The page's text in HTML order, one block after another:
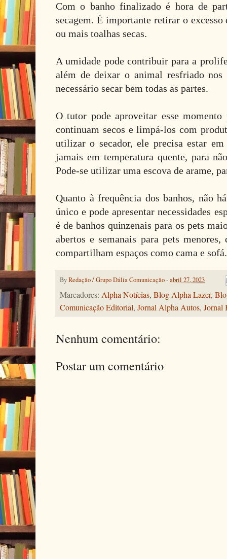
Com o banho finalizado é hora de
secagem. É importante retirar o excesso
ou mais toalhas secas.
A umidade pode contribuir para a
além de deixar o animal resfriado
necessário secar bem todas as partes.
O tutor pode aproveitar esse
continuam secos e limpá-los com
utilizar o secador, ele precisa estar
jamais em temperatura quente, para
Pode-se utilizar uma escova de arame,
Quanto à frequência dos banhos, não
único e pode apresentar necessidades
é de banhos quinzenais para os pets
abertos e semanais para pets
compartilham espaços como cama e sofá.
ByRedação / Grupo Dália Comunicação-abril 27, 2023
Marcadores: Alpha Notícias, Blog Alpha Lazer,
Comunicação Editorial, Jornal Alpha Autos, Jornal
Nenhum comentário:
Postar um comentário